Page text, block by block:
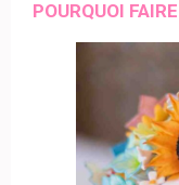
POURQUOI